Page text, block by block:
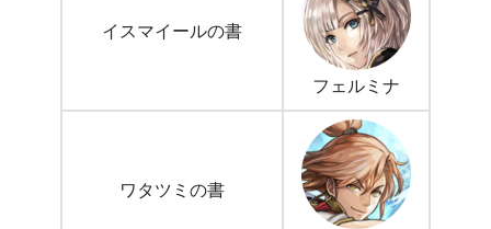
イスマイールの書
フェルミナ
ワタツミの書